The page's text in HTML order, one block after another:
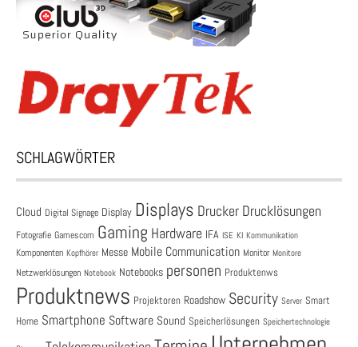
SCHLAGWÖRTER
Cloud Digital Signage Display Displays Drucker Drucklösungen
Fotografie Gamescom Gaming Hardware IFA ISE KI Kommunikation
Komponenten Kopfhörer Messe Mobile Communication Monitor Monitore
Netzwerklösungen Notebook Notebooks personen Produktenws
Produktnews Projektoren Roadshow Security Server Smart
Home Smartphone Software Sound Speicherlösungen Speichertechnologie